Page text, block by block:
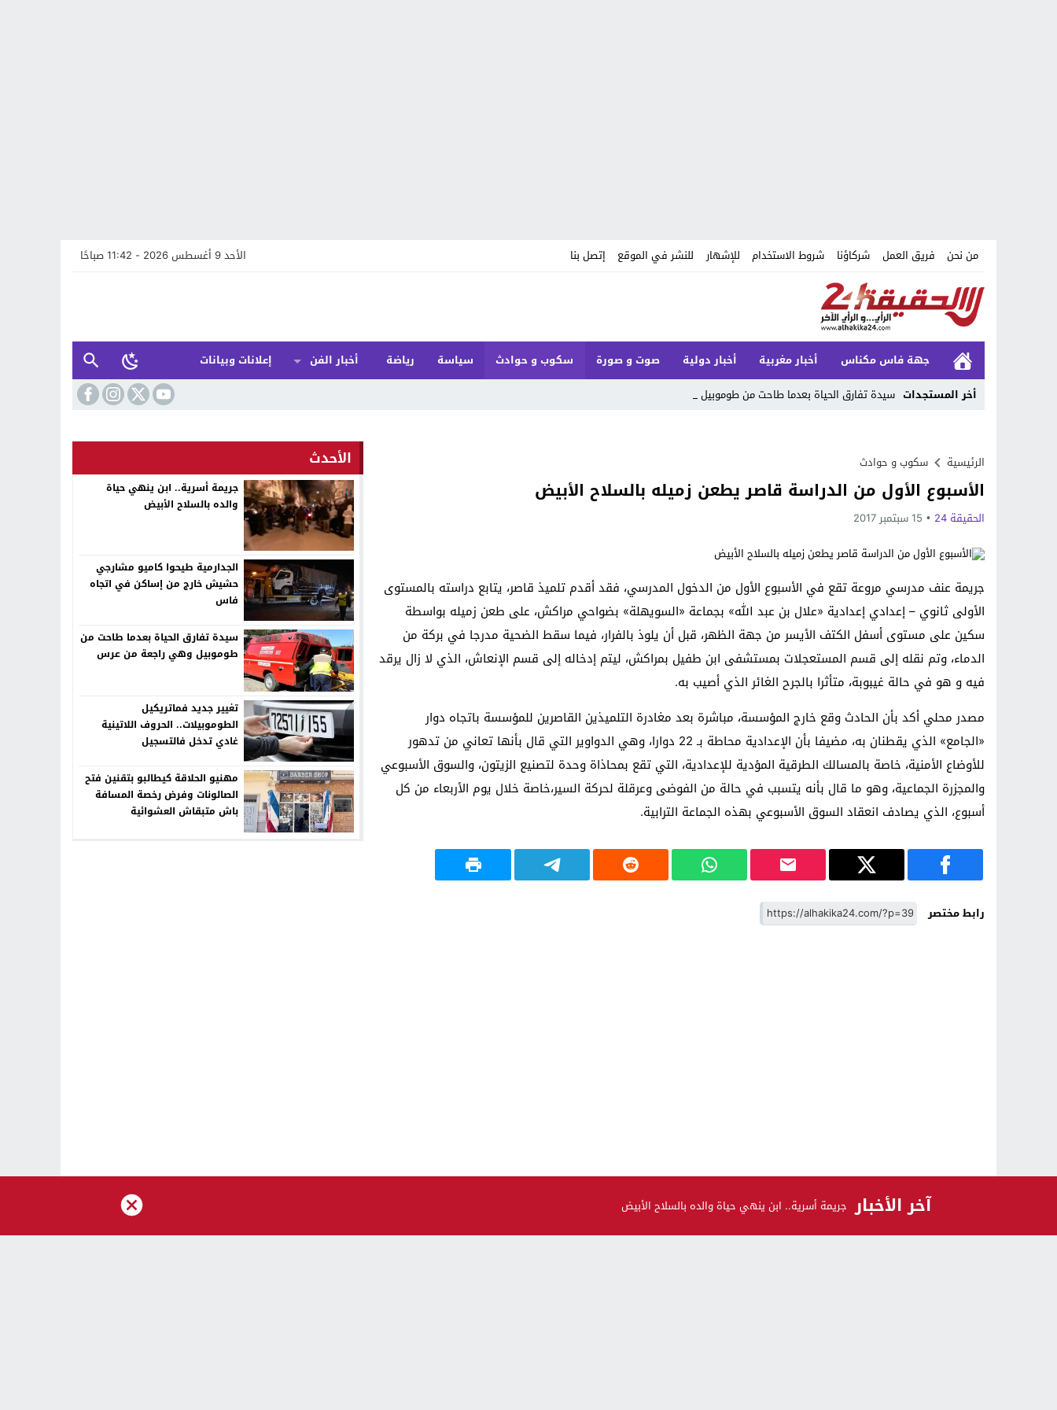
من نحن فريق العمل شركاؤنا شروط الاستخدام للإشهار للنشر في الموقع إتصل بنا الأحد 9 أغسطس 2026 - 11:42 صباحًا
جهة فاس مكناس أخبار مغربية أخبار دولية صوت و صورة سكوب و حوادث سياسة رياضة أخبار الفن
إعلانات وبيانات
أخر المستجدات سيدة تفارق الحياة بعدما طاحت من طوموبيل وهي _
Previous
Next
الرئيسية سكوب و حوادث
الأسبوع الأول من الدراسة قاصر يطعن زميله بالسلاح الأبيض
الحقيقة 24 15 سبتمبر 2017
جريمة عنف مدرسي مروعة تقع في الأسبوع الأول من الدخول المدرسي، فقد أقدم تلميذ قاصر، يتابع دراسته بالمستوى
الأولى ثانوي – إعدادي إعدادية «علال بن عبد الله» بجماعة «السويهلة» بضواحي مراكش، على طعن زميله بواسطة
سكين على مستوى أسفل الكتف الأيسر من جهة الظهر، قبل أن يلوذ بالفرار، فيما سقط الضحية مدرجا في بركة من
الدماء، وتم نقله إلى قسم المستعجلات بمستشفى ابن طفيل بمراكش، ليتم إدخاله إلى قسم الإنعاش، الذي لا زال يرقد
فيه و هو في حالة غيبوبة، متأثرا بالجرح الغائر الذي أصيب به.
مصدر محلي أكد بأن الحادث وقع خارج المؤسسة، مباشرة بعد مغادرة التلميذين القاصرين للمؤسسة باتجاه دوار
«الجامع» الذي يقطنان به، مضيفا بأن الإعدادية محاطة بـ 22 دوارا، وهي الدواوير التي قال بأنها تعاني من تدهور
للأوضاع الأمنية، خاصة بالمسالك الطرقية المؤدية للإعدادية، التي تقع بمحاذاة وحدة لتصنيع الزيتون، والسوق الأسبوعي
والمجزرة الجماعية، وهو ما قال بأنه يتسبب في حالة من الفوضى وعرقلة لحركة السير،خاصة خلال يوم الأربعاء من كل
أسبوع، الذي يصادف انعقاد السوق الأسبوعي بهذه الجماعة الترابية.
رابط مختصر
الأحدث
جريمة أسرية.. ابن ينهي حياة
والده بالسلاح الأبيض
الجدارمية طيحوا كاميو مشارجي
حشيش خارج من إساكن في اتجاه
فاس
سيدة تفارق الحياة بعدما طاحت من
طوموبيل وهي راجعة من عرس
تغيير جديد فماتريكيل
الطوموبيلات.. الحروف اللاتينية
غادي تدخل فالتسجيل
مهنيو الحلاقة كيطالبو بتقنين فتح
الصالونات وفرض رخصة المسافة
باش متبقاش العشوائية
آخر الأخبار جريمة أسرية.. ابن ينهي حياة والده بالسلاح الأبيض